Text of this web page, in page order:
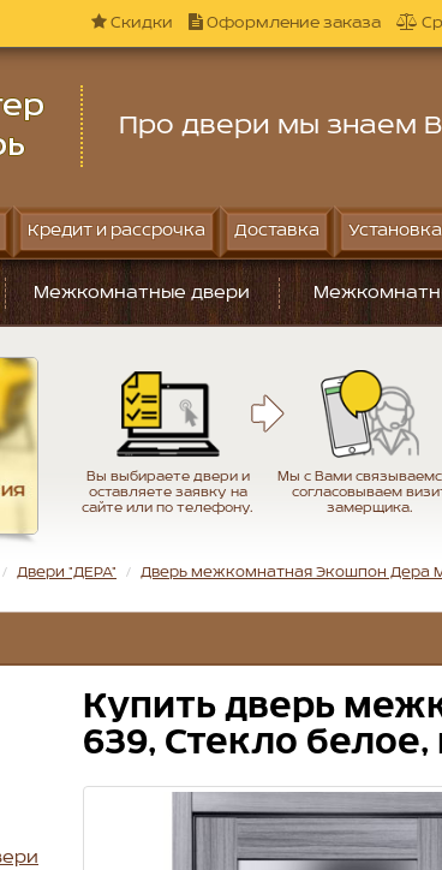
Скидки Оформление заказа
Про двери мы знаем
Кредит и рассрочка Доставка Установка
Межкомнатные двери
Вы выбираете двери и
оставляете заявку на
сайте или по телефону.
Мы с Вами
согласовываем
замерщика.
Двери "ДЕРА" Дверь межкомнатная Экошпон Дера
Купить дверь
639, Стекло